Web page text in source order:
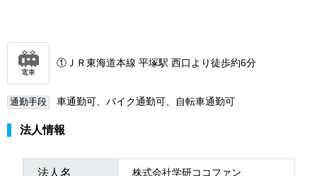
電車
①ＪＲ東海道本線 平塚駅 西口より徒歩約6分
通勤手段 車通勤可、バイク通勤可、自転車通勤可
法人情報
法人名 株式会社学研ココファン